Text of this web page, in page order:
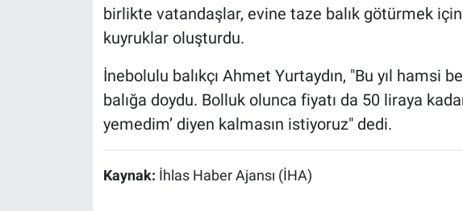
birlikte vatandaşlar, evine taze balık götürmek için
kuyruklar oluşturdu.
İnebolulu balıkçı Ahmet Yurtaydın, "Bu yıl hamsi
balığa doydu. Bolluk olunca fiyatı da 50 liraya
yemedim’ diyen kalmasın istiyoruz" dedi.
Kaynak: İhlas Haber Ajansı (İHA)